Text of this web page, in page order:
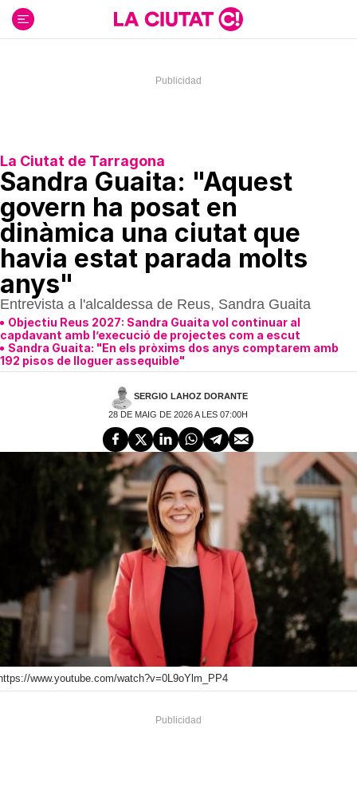
contenido
La Ciutat de Tarragona
Sandra Guaita: "Aquest
govern ha posat en
dinàmica una ciutat que
havia estat parada molts
anys"
Entrevista a l'alcaldessa de Reus, Sandra Guaita
Objectiu Reus 2027: Sandra Guaita vol continuar al
capdavant amb l’execució de projectes com a escut
Sandra Guaita: "En els pròxims dos anys comptarem amb
192 pisos de lloguer assequible"
SERGIO LAHOZ DORANTE
28 DE MAIG DE 2026 A LES 07:00H
www.youtube.com/watch?v=0L9oYlm_PP4